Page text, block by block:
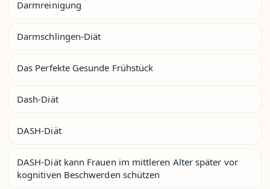
Darmreinigung
Darmschlingen-Diät
Das Perfekte Gesunde Frühstück
Dash-Diät
DASH-Diät
DASH-Diät kann Frauen im mittleren Alter später vor
kognitiven Beschwerden schützen